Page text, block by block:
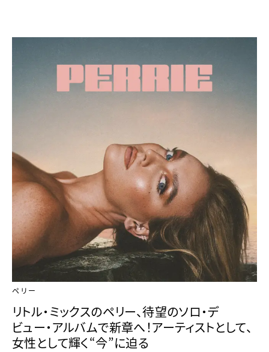
ペリー
リトル・ミックスのペリー、待望のソロ・デ
ビュー・アルバムで新章へ！アーティストとして、
女性として輝く“今”に迫る